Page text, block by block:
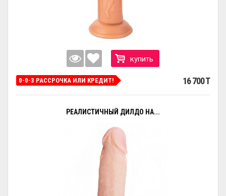
купить
0-0-3 РАССРОЧКА ИЛИ КРЕДИТ! 16 700 T
РЕАЛИСТИЧНЫЙ ДИЛДО НА...